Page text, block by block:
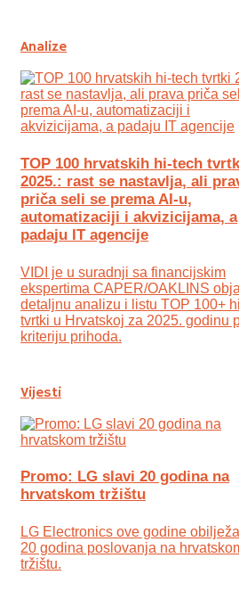
Analize
TOP 100 hrvatskih hi-tech
2025.: rast se nastavlja, ali
priča seli se prema AI-u,
automatizaciji i akvizicijama, a
padaju IT agencije
VIDI je u suradnji sa financijskim
ekspertima CAPER/OAKLINS
detaljnu analizu i listu TOP 100+
tvrtki u Hrvatskoj za 2025. godinu
kriteriju prihoda.
Vijesti
Promo: LG slavi 20 godina na
hrvatskom tržištu
LG Electronics ove godine
20 godina poslovanja na
tržištu.